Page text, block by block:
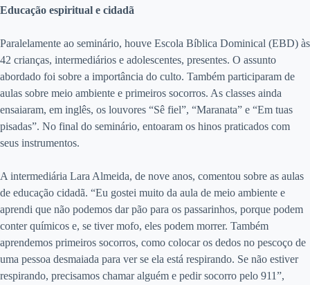
Educação espiritual e cidadã
Paralelamente ao seminário, houve Escola Bíblica Dominical (EBD) às
42 crianças, intermediários e adolescentes, presentes. O assunto
abordado foi sobre a importância do culto. Também participaram de
aulas sobre meio ambiente e primeiros socorros. As classes ainda
ensaiaram, em inglês, os louvores “Sê fiel”, “Maranata” e “Em tuas
pisadas”. No final do seminário, entoaram os hinos praticados com
seus instrumentos.
A intermediária Lara Almeida, de nove anos, comentou sobre as aulas
de educação cidadã. “Eu gostei muito da aula de meio ambiente e
aprendi que não podemos dar pão para os passarinhos, porque podem
conter químicos e, se tiver mofo, eles podem morrer. Também
aprendemos primeiros socorros, como colocar os dedos no pescoço de
uma pessoa desmaiada para ver se ela está respirando. Se não estiver
respirando, precisamos chamar alguém e pedir socorro pelo 911”,